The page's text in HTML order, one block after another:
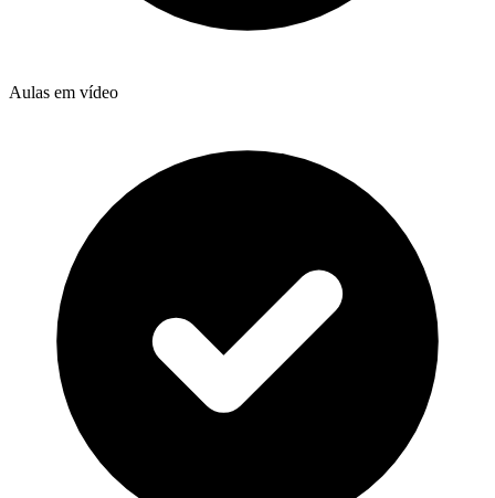
Aulas em vídeo